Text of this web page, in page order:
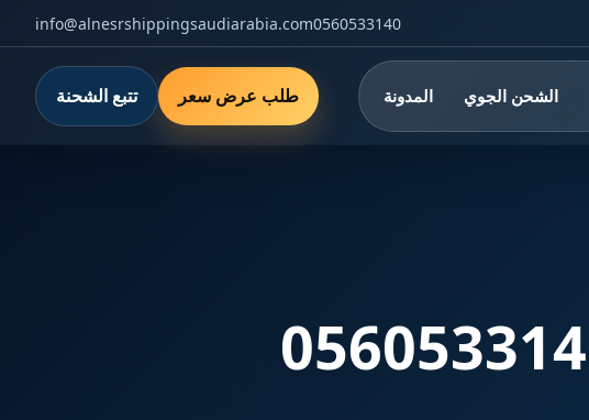
0560533140
info@alnesrshippingsaudiarabia.com
الشحن الجوي المدونة طلب عرض سعر تتبع الشحنة